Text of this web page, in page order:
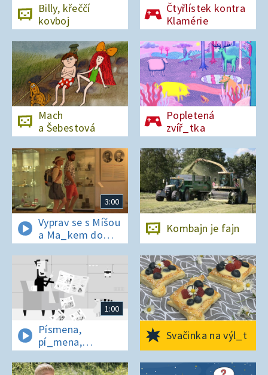
Billy, křeččí
kovboj
Čtyřlístek kontra
Klamérie
Mach
a Šebestová
Popletená
zvíř_tka
3:00
Vyprav se s Míšou
a Ma_kem do
Dobrovických
muzeí
Kombajn je fajn
1:00
Písmena,
pí_mena,
písmena
Svačinka na výl_t